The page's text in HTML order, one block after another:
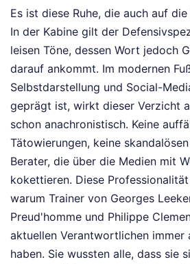
Es ist diese Ruhe, die auch auf
In der Kabine gilt der
leisen Töne, dessen Wort jedoch
darauf ankommt. Im modernen
Selbstdarstellung und Social-
geprägt ist, wirkt dieser Verzicht
schon anachronistisch. Keine
Tätowierungen, keine
Berater, die über die Medien mit
kokettieren. Diese
warum Trainer von Georges
Preud'homme und Philippe
aktuellen Verantwortlichen immer
haben. Sie wussten alle, dass sie